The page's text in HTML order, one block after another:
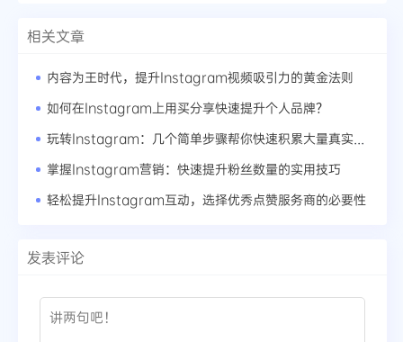
相关文章
内容为王时代，提升Instagram视频吸引力的黄金法则
如何在Instagram上用买分享快速提升个人品牌？
掌握Instagram营销：快速提升粉丝数量的实用技巧
轻松提升Instagram互动，选择优秀点赞服务商的必要性
发表评论